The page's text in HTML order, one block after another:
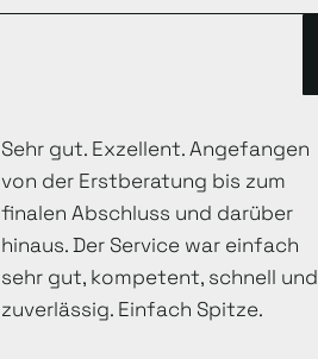
Sehr gut. Exzellent. Angefangen
von der Erstberatung bis zum
finalen Abschluss und darüber
hinaus. Der Service war einfach
sehr gut, kompetent, schnell und
zuverlässig. Einfach Spitze.